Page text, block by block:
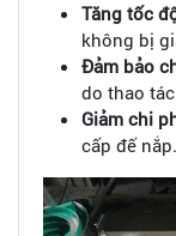
Tăng tốc
không bị
Đảm bảo
do thao
Giảm chi
cấp đế nắp.